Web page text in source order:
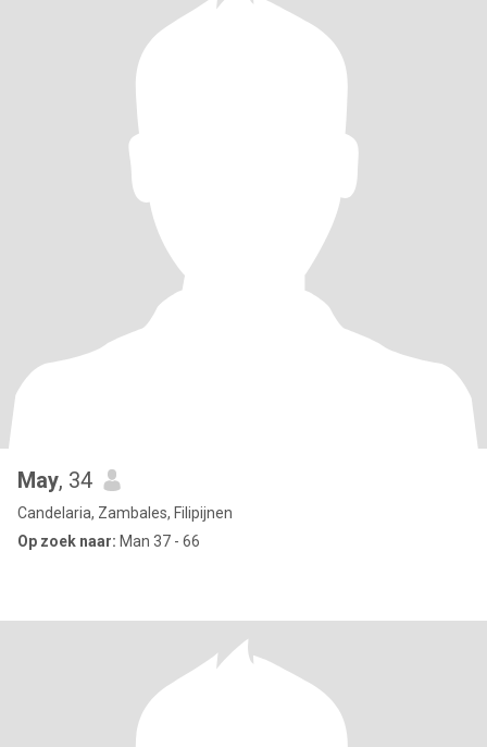
May, 34
Candelaria, Zambales, Filipijnen
Op zoek naar: Man 37 - 66